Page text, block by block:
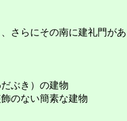
さらにその南に建礼門があ
ぶき）の建物
のない簡素な建物